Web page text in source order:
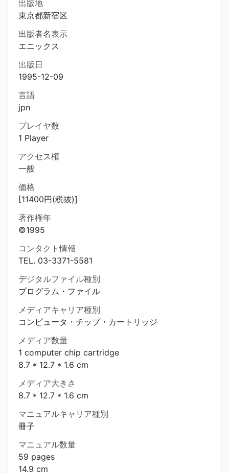
出版地
東京都新宿区
出版者名表示
エニックス
出版日
1995-12-09
言語
jpn
プレイヤ数
1 Player
アクセス権
一般
価格
[11400円(税抜)]
著作権年
©1995
コンタクト情報
TEL. 03-3371-5581
デジタルファイル種別
プログラム・ファイル
メディアキャリア種別
コンピュータ・チップ・カートリッジ
メディア数量
1 computer chip cartridge
8.7 * 12.7 * 1.6 cm
メディア大きさ
8.7 * 12.7 * 1.6 cm
マニュアルキャリア種別
冊子
マニュアル数量
59 pages
14.9 cm